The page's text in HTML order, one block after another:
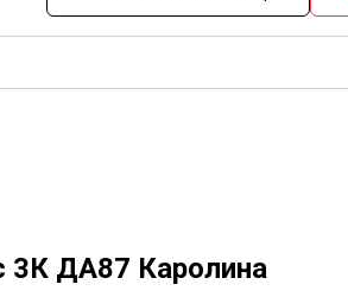
3К ДА87 Каролина